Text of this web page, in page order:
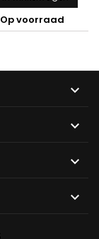
Op voorraad



